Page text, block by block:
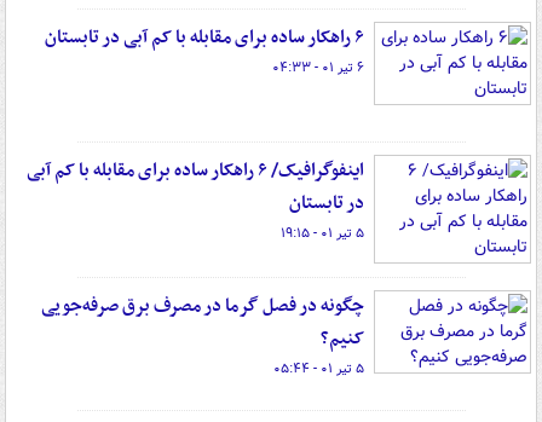
۶ راهکار ساده برای مقابله با کم آبی در تابستان
۶ تیر ۰۱ - ۰۴:۳۳
اینفوگرافیک/ ۶ راهکار ساده برای مقابله با کم آبی
در تابستان
۵ تیر ۰۱ - ۱۹:۱۵
چگونه در فصل گرما در مصرف برق صرفه‌جویی
کنیم؟
۵ تیر ۰۱ - ۰۵:۴۴